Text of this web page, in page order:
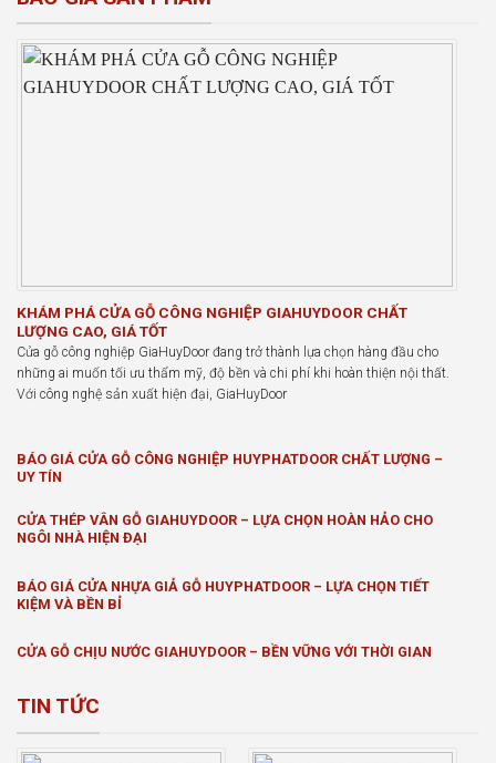
KHÁM PHÁ CỬA GỖ CÔNG NGHIỆP GIAHUYDOOR CHẤT
LƯỢNG CAO, GIÁ TỐT
Cửa gỗ công nghiệp GiaHuyDoor đang trở thành lựa chọn hàng đầu cho
những ai muốn tối ưu thẩm mỹ, độ bền và chi phí khi hoàn thiện nội thất.
Với công nghệ sản xuất hiện đại, GiaHuyDoor
BÁO GIÁ CỬA GỖ CÔNG NGHIỆP HUYPHATDOOR CHẤT LƯỢNG –
UY TÍN
CỬA THÉP VÂN GỖ GIAHUYDOOR – LỰA CHỌN HOÀN HẢO CHO
NGÔI NHÀ HIỆN ĐẠI
BÁO GIÁ CỬA NHỰA GIẢ GỖ HUYPHATDOOR – LỰA CHỌN TIẾT
KIỆM VÀ BỀN BỈ
CỬA GỖ CHỊU NƯỚC GIAHUYDOOR – BỀN VỮNG VỚI THỜI GIAN
TIN TỨC